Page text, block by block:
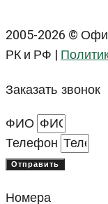
2005-2026 ©
РК и РФ |
Заказать звонок
ФИО
Телефон
Отправить
Номера